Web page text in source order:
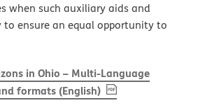
when such auxiliary aids and
to ensure an equal opportunity to
in Ohio – Multi-Language
formats (English), PDF(opens in new